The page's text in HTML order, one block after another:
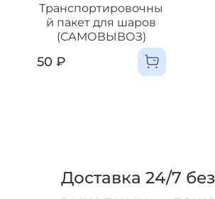
Транспортировочны
й пакет для шаров
(САМОВЫВОЗ)
50 ₽
Доставка 24/7 без